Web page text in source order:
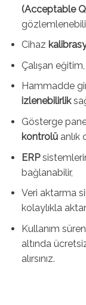
(Acceptable
Cihaz
Çalışan eğitim,
Hammadde
izlenebilirlik
Gösterge
kontrolüanlık
ERP
bağlanabilir,
Veri aktarma
kolaylıkla
Kullanım
altında
alırsınız.